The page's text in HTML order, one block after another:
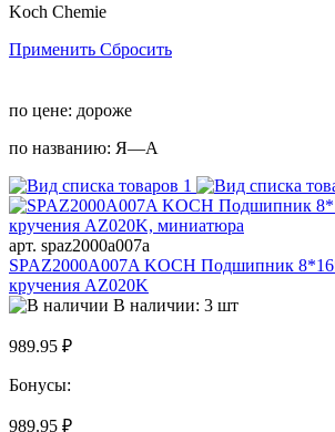
Koch Chemie
Применить Сбросить
по цене: дороже
по названию: Я—А
арт. spaz2000a007a
SPAZ2000A007A KOCH Подшипник
кручения AZ020K
В наличии: 3 шт
989.95 ₽
Бонусы:
989.95 ₽